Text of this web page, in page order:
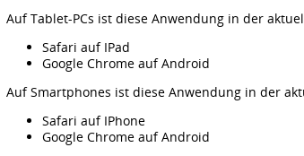
Auf Tablet-PCs ist diese Anwendung in der
Safari auf IPad
Google Chrome auf Android
Auf Smartphones ist diese Anwendung in der
Safari auf IPhone
Google Chrome auf Android